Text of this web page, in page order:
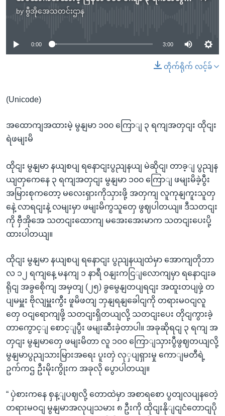
by ဗွီအိုအေသတင်းဌာန
No media source currently available
0:00 3:00
တိုက်ရိုက် လင့်ခ်
(Unicode)
အထောကျအထားမဲ့ မွနျမာ ၁၀၀ ကြောျ ၃ ရကျအတှငျး ထိုငျး
ရဲဖမျးမိ
ထိုငျး မွနျမာ နယျစပျ ရနောငျးပွညျနယျ မဲဆိုငျ၊ တာခ့ျ ပွညျန
ယျတှကေနေ ၃ ရကျအတှငျး မွနျမာ ၁၀၀ ကြောျ ဖမျးမိခဲ့ပွီး
အမြားစုကတော့ မလေးရှားကိုသှားဖို့ အတှကျ လူကုနျကူးသူတှ
နေဲ့ လာရငျးနဲ့ လမျးမှာ ဖမျးမိကွသူတှေ ဖွဈပါတယျ။ ဒီသတငျး
ကို ဗှီအိုအေ သတငျးထောကျ မအေးအေးမာက သတငျးပေးပို့
ထားပါတယျ။
ထိုငျး မွနျမာ နယျစပျ ရနောငျး ပွညျနယျထဲမှာ အောကျတိုဘာ
လ ၁၂ ရကျနေ့ မနကျ ၁ နာရီ ဝနျးကငြျလောကျမှာ ရနောငျးခ
ရိုငျ အခွစေိုကျ အမှတျ (၂၅) ခွမွေနျတပျရငျး အထူးတပျဖှဲ့ တ
ပျမမှူး ဗိုလျမှူးကွီး ဖူမိဖတျ ဘှနျရနျခေါငျကို တရားမဝငျလူ
တှေ ဝငျရောကျဖို့ သတငျးရှိတယျလို့ သတငျးပေး တိုငျကွားခဲ့
တာကွောင့ျ စောင့ျပွီး ဖမျးဆီးခဲ့တာပါ။ အခုဆိုရငျ ၃ ရကျ အ
တှငျး မွနျမာတှေ ဖမျးမိတာ လူ ၁၀၀ ကြောျသှားပွီဖွဈတယျလို့
မွနျမာပွညျသားမြားအရေး ပူးတှဲ လုှပျရှားမှု ကောျမတီရဲ့
ဥက်ကဌ ဦးမိုးကွိုးက အခုလို ပွောပါတယျ။
“ ပှဲစားကနေ စှန့ျပဈလို့ တောထဲမှာ အစာရစော ပွတျလပျနတေဲ့
တရားမဝငျ မွနျမာအလုပျသမား ၈ ဦးကို ထိုငျးနိုျငျငံတောငျပို